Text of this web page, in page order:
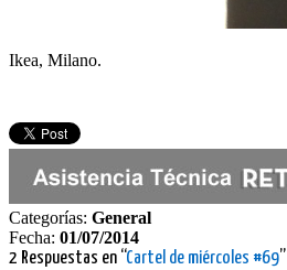
Ikea, Milano.
Categorías: General
Fecha: 01/07/2014
2 Respuestas en “Cartel de miércoles #69”